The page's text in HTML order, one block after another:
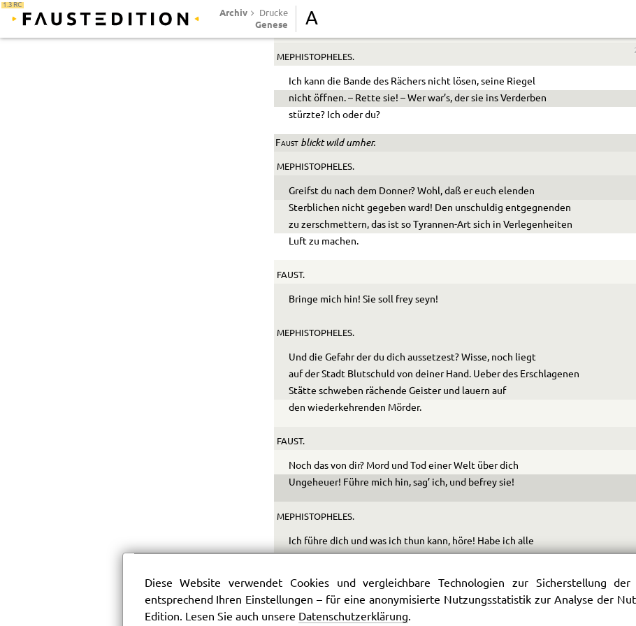
1.3 RC
Archiv Drucke
Genese A
Rette sie! oder weh dir! den gräßlichsten Fluch über dich
auf Jahrtausende!
MEPHISTOPHELES.
Ich kann die Bande des Rächers nicht lösen, seine Riegel
nicht öffnen. – Rette sie! – Wer war’s, der sie ins Ver­derben
stürzte? Ich oder du?
Faustblickt wild umher.
MEPHISTOPHELES.
Greifst du nach dem Donner? Wohl, daß er euch elenden
Sterblichen nicht gegeben ward! Den unschuldig entgegnen­den
zu zerschmettern, das ist so Tyrannen-Art sich in Verle­genheiten
Luft zu machen.
FAUST.
Bringe mich hin! Sie soll frey seyn!
MEPHISTOPHELES.
Und die Gefahr der du dich aussetzest? Wisse, noch liegt
auf der Stadt Blutschuld von deiner Hand. Ueber des Er­schlagenen
Stätte schweben rächende Geister und lauern auf
den wiederkehrenden Mörder.
FAUST.
Noch das von dir? Mord und Tod einer Welt über dich
Ungeheuer! Führe mich hin, sag’ ich, und befrey sie!
MEPHISTOPHELES.
Ich führe dich und was ich thun kann, höre! Habe ich alle
sie heraus mit Menschenhand. Ich wache! die Zauberpferde
sind bereit, ich entführe euch. Das vermag ich!
Diese Website verwendet Cookies und vergleichbare Technologien zur Sicherstellung
entsprechend Ihren Einstellungen – für eine anonymisierte Nutzungsstatistik zur Analyse der
Edition. Lesen Sie auch unsere Datenschutzerklärung.